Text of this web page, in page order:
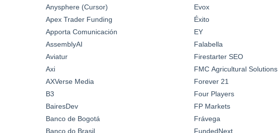
Anysphere (Cursor)
Apex Trader Funding
Apporta Comunicación
AssemblyAI
Aviatur
Axi
AXVerse Media
B3
BairesDev
Banco de Bogotá
Banco do Brasil
Evox
Éxito
EY
Falabella
Firestarter SEO
FMC Agricultural Solutions
Forever 21
Four Players
FP Markets
Frávega
FundedNext